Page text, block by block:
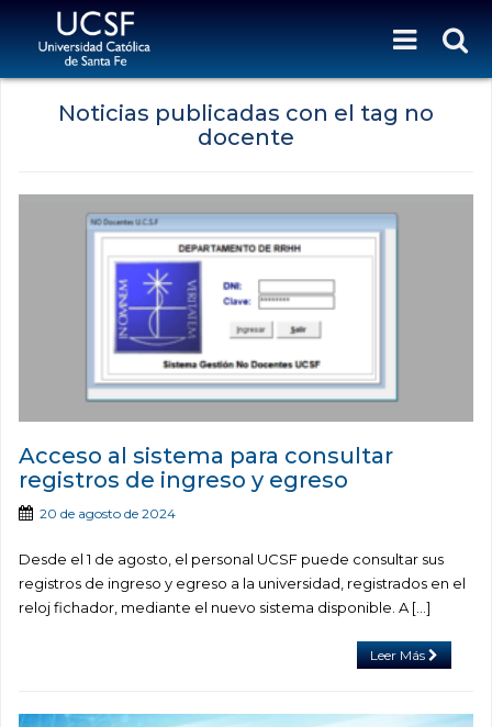
Noticias publicadas con el tag no
docente
Acceso al sistema para consultar
registros de ingreso y egreso
20 de agosto de 2024
Desde el 1 de agosto, el personal UCSF puede consultar sus
registros de ingreso y egreso a la universidad, registrados en el
reloj fichador, mediante el nuevo sistema disponible. A […]
Leer Más